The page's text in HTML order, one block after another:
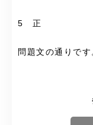
5 正
問題文の通りです